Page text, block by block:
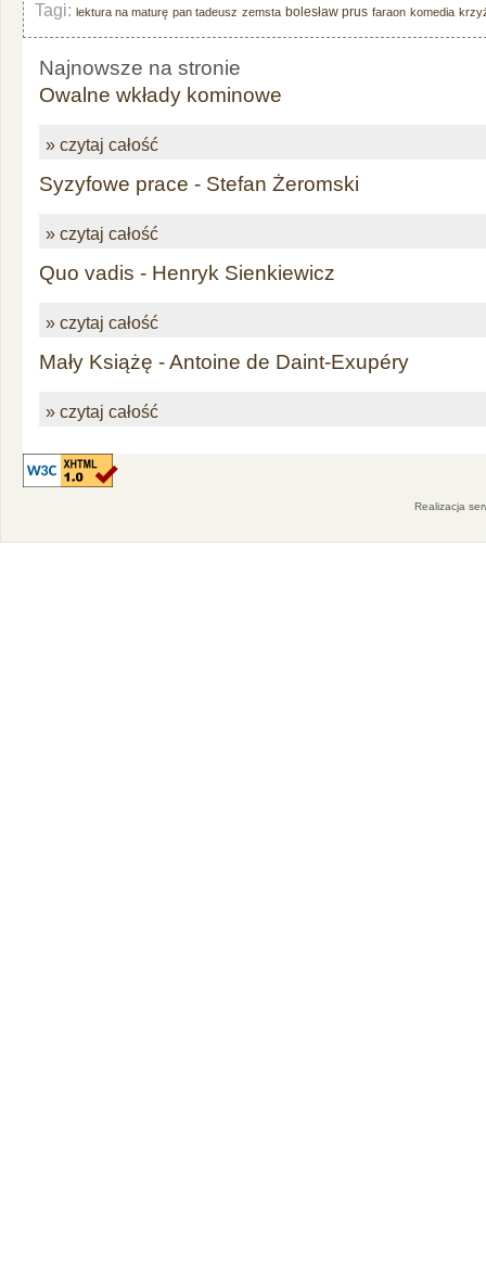
Tagi: lektura na maturę pan tadeusz zemsta bolesław prus faraon komedia
Najnowsze na stronie
Owalne wkłady kominowe
» czytaj całość
Syzyfowe prace - Stefan Żeromski
» czytaj całość
Quo vadis - Henryk Sienkiewicz
» czytaj całość
Mały Książę - Antoine de Daint-Exupéry
» czytaj całość
Realizacja